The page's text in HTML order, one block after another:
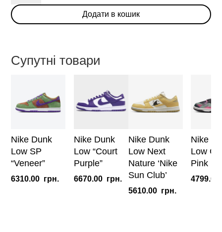
Nike
SB
York
Додати в кошик
Супутні товари
Nike Dunk
Low SP
“Veneer”
6310.00 грн.
Nike Dunk
Low “Court
Purple”
6670.00 грн.
Nike Dunk
Low Next
Nature ‘Nike
Sun Club’
5610.00 грн.
Nike
Low
Pink
4799.00